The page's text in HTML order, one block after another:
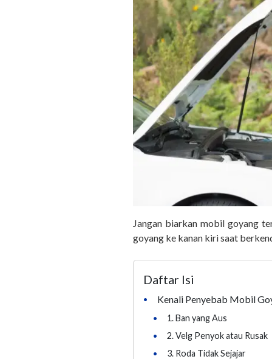
Jangan biarkan mobil goyang
goyang ke kanan kiri saat
Daftar Isi
• Kenali Penyebab Mobil
•
1. Ban yang Aus
•
2. Velg Penyok atau Rusak
•
3. Roda Tidak Sejajar